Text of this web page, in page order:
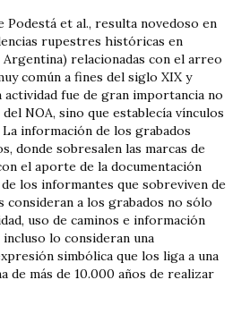
Podestá et al., resulta novedoso en
rupestres históricas en
Argentina) relacionadas con el arreo
común a fines del siglo XIX y
fue de gran importancia no
NOA, sino que establecía vínculos
información de los grabados
donde sobresalen las marcas de
el aporte de la documentación
los informantes que sobreviven de
consideran a los grabados no sólo
uso de caminos e información
lo consideran una
simbólica que los liga a una
de más de 10.000 años de realizar